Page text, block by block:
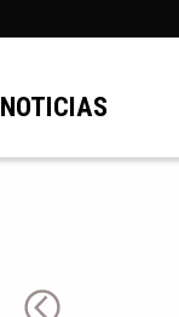
NOTICIAS